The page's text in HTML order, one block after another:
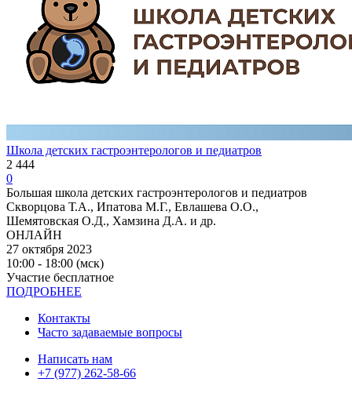
Школа детских гастроэнтерологов и педиатров
2 444
0
Большая школа детских гастроэнтерологов и педиатров
Скворцова Т.А., Ипатова М.Г., Евлашева О.О.,
Шемятовская О.Д., Хамзина Д.А. и др.
ОНЛАЙН
27 октября 2023
10:00 - 18:00 (мск)
Участие бесплатное
ПОДРОБНЕЕ
Контакты
Часто задаваемые вопросы
Написать нам
+7 (977) 262-58-66